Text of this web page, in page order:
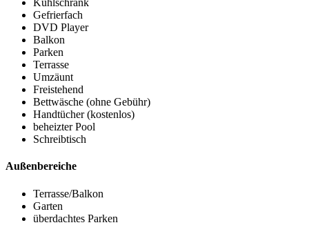
Kühlschrank
Gefrierfach
DVD Player
Balkon
Parken
Terrasse
Umzäunt
Freistehend
Bettwäsche (ohne Gebühr)
Handtücher (kostenlos)
beheizter Pool
Schreibtisch
Außenbereiche
Terrasse/Balkon
Garten
überdachtes Parken